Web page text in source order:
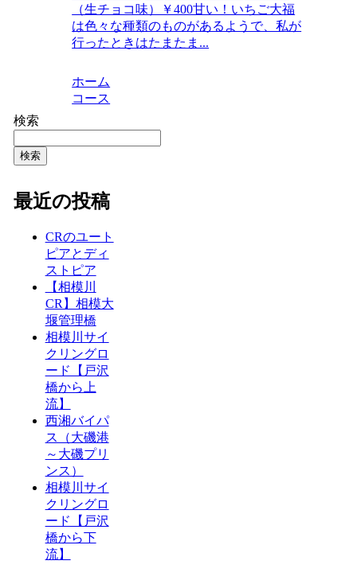
（生チョコ味）￥400甘い！いちご大福
は色々な種類のものがあるようで、私が
行ったときはたまたま...
ホーム
コース
検索
検索
最近の投稿
CRのユート
ピアとディ
ストピア
【相模川
CR】相模大
堰管理橋
相模川サイ
クリングロ
ード【戸沢
橋から上
流】
西湘バイパ
ス（大磯港
～大磯プリ
ンス）
相模川サイ
クリングロ
ード【戸沢
橋から下
流】